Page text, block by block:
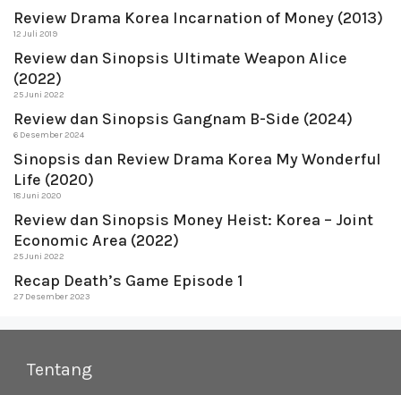
Review Drama Korea Incarnation of Money (2013)
12 Juli 2019
Review dan Sinopsis Ultimate Weapon Alice
(2022)
25 Juni 2022
Review dan Sinopsis Gangnam B-Side (2024)
6 Desember 2024
Sinopsis dan Review Drama Korea My Wonderful
Life (2020)
18 Juni 2020
Review dan Sinopsis Money Heist: Korea – Joint
Economic Area (2022)
25 Juni 2022
Recap Death’s Game Episode 1
27 Desember 2023
Tentang